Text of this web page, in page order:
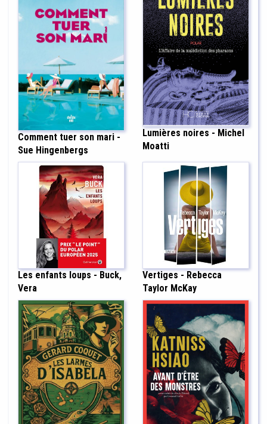
Comment tuer son mari -
Sue Hingenbergs
Lumières noires - Michel
Moatti
Les enfants loups - Buck,
Vera
Vertiges - Rebecca
Taylor McKay